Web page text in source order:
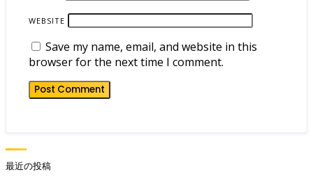
WEBSITE
Save my name, email, and website in this
browser for the next time I comment.
最近の投稿